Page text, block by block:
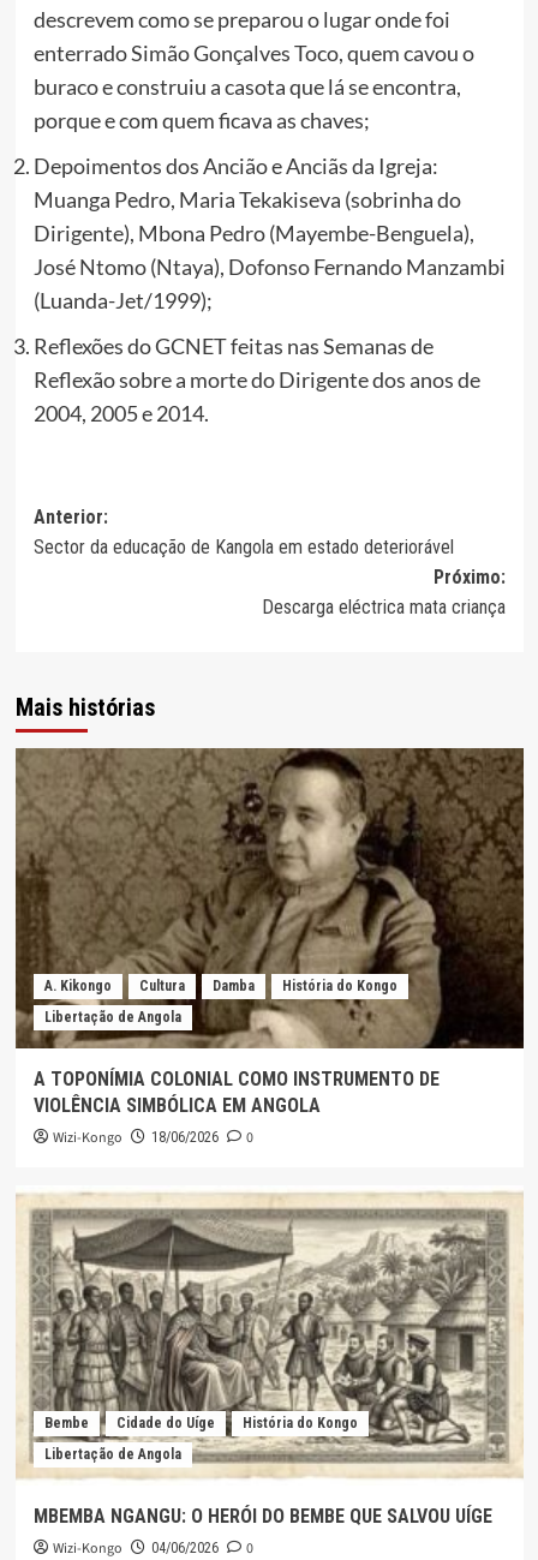
descrevem como se preparou o lugar onde foi
enterrado Simão Gonçalves Toco, quem cavou o
buraco e construiu a casota que lá se encontra,
porque e com quem ficava as chaves;
Depoimentos dos Ancião e Anciãs da Igreja:
Muanga Pedro, Maria Tekakiseva (sobrinha do
Dirigente), Mbona Pedro (Mayembe-Benguela),
José Ntomo (Ntaya), Dofonso Fernando Manzambi
(Luanda-Jet/1999);
Reflexões do GCNET feitas nas Semanas de
Reflexão sobre a morte do Dirigente dos anos de
2004, 2005 e 2014.
Navegação
de
Anterior:
Sector da educação de Kangola em estado deteriorável
Próximo:
Descarga eléctrica mata criança
Mais histórias
A. Kikongo Cultura Damba
História do Kongo
Libertação de Angola
A TOPONÍMIA COLONIAL COMO INSTRUMENTO DE
VIOLÊNCIA SIMBÓLICA EM ANGOLA
Wizi-Kongo 18/06/2026 0
Bembe Cidade do Uíge
História do Kongo
Libertação de Angola
MBEMBA NGANGU: O HERÓI DO BEMBE QUE SALVOU UÍGE
Wizi-Kongo 04/06/2026 0